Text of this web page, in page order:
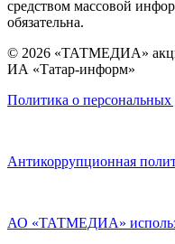
средством массовой
обязательна.
© 2026 «ТАТМЕДИА»
ИА «Татар-информ»
Политика о
Антикоррупционная
АО «ТАТМЕДИА»